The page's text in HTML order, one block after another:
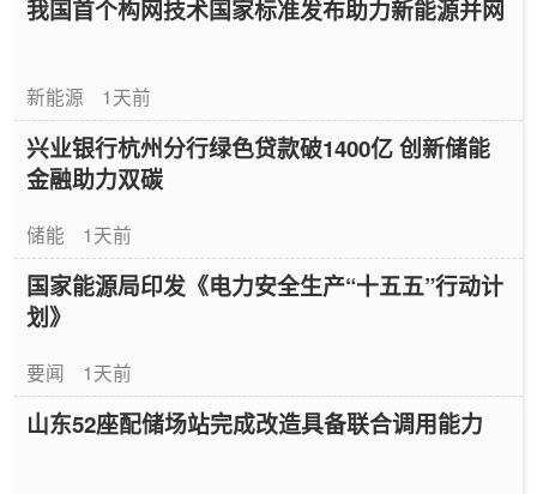
我国首个构网技术国家标准发布助力新能源并网
新能源 1天前
兴业银行杭州分行绿色贷款破1400亿 创新储能
金融助力双碳
储能 1天前
国家能源局印发《电力安全生产“十五五”行动计
划》
要闻 1天前
山东52座配储场站完成改造具备联合调用能力